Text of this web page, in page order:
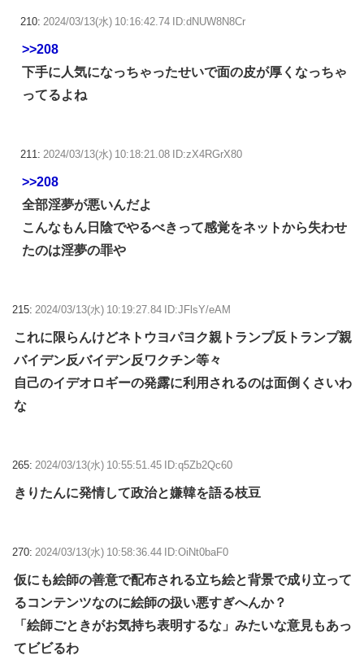
210: 2024/03/13(水) 10:16:42.74 ID:dNUW8N8Cr
>>208
下手に人気になっちゃったせいで面の皮が厚くなっちゃ
ってるよね
211: 2024/03/13(水) 10:18:21.08 ID:zX4RGrX80
>>208
全部淫夢が悪いんだよ
こんなもん日陰でやるべきって感覚をネットから失わせ
たのは淫夢の罪や
215: 2024/03/13(水) 10:19:27.84 ID:JFlsY/eAM
これに限らんけどネトウヨパヨク親トランプ反トランプ親
バイデン反バイデン反ワクチン等々
自己のイデオロギーの発露に利用されるのは面倒くさいわ
な
265: 2024/03/13(水) 10:55:51.45 ID:q5Zb2Qc60
きりたんに発情して政治と嫌韓を語る枝豆
270: 2024/03/13(水) 10:58:36.44 ID:OiNt0baF0
仮にも絵師の善意で配布される立ち絵と背景で成り立って
るコンテンツなのに絵師の扱い悪すぎへんか？
「絵師ごときがお気持ち表明するな」みたいな意見もあっ
てビビるわ